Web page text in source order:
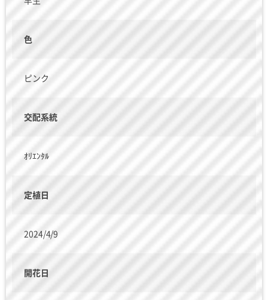
色
ピンク
交配系統
ｵﾘｴﾝﾀﾙ
定植日
2024/4/9
開花日